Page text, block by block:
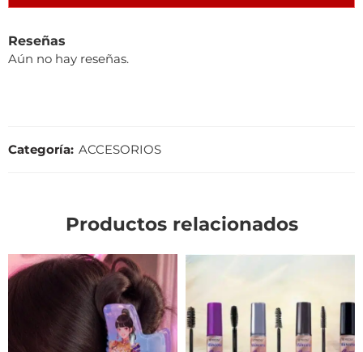
Reseñas
Aún no hay reseñas.
Categoría: ACCESORIOS
Productos relacionados